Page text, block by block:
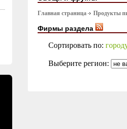
Главная страница Продукты
Фирмы раздела
Сортировать по:
Выберите регион: